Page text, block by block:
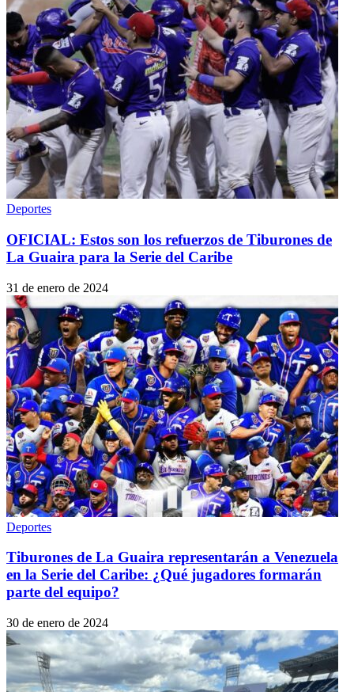
Deportes
OFICIAL: Estos son los refuerzos de Tiburones de
La Guaira para la Serie del Caribe
31 de enero de 2024
Deportes
Tiburones de La Guaira representarán a Venezuela
en la Serie del Caribe: ¿Qué jugadores formarán
parte del equipo?
30 de enero de 2024